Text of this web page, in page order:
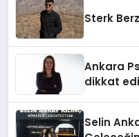
Sterk
Ankara
dikkat
Selin